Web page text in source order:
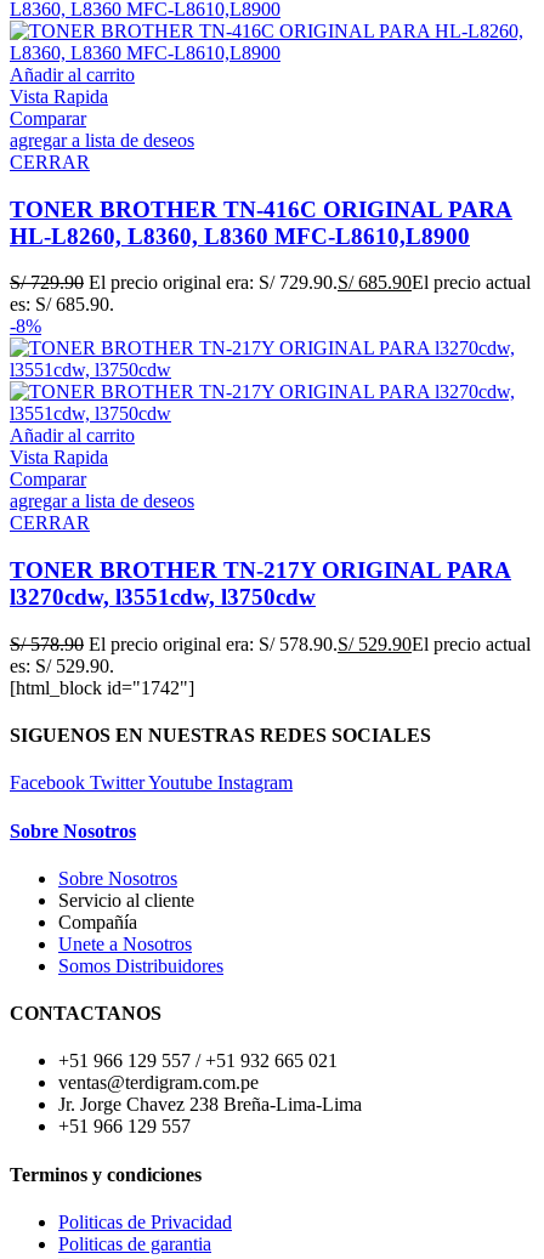
Añadir al carrito
Vista Rapida
Comparar
agregar a lista de deseos
CERRAR
TONER BROTHER TN-416C ORIGINAL PARA
HL-L8260, L8360, L8360 MFC-L8610,L8900
S/729.90 El precio original era: S/ 729.90.S/685.90El precio actual
es: S/ 685.90.
-8%
Añadir al carrito
Vista Rapida
Comparar
agregar a lista de deseos
CERRAR
TONER BROTHER TN-217Y ORIGINAL PARA
l3270cdw, l3551cdw, l3750cdw
S/578.90 El precio original era: S/ 578.90.S/529.90El precio actual
es: S/ 529.90.
[html_block id="1742"]
SIGUENOS EN NUESTRAS REDES SOCIALES
Facebook TwitterYoutube Instagram
Sobre Nosotros
Sobre Nosotros
Servicio al cliente
Compañía
Unete a Nosotros
Somos Distribuidores
CONTACTANOS
+51 966 129 557 / +51 932 665 021
ventas@terdigram.com.pe
Jr. Jorge Chavez 238 Breña-Lima-Lima
+51 966 129 557
Terminos y condiciones
Politicas de Privacidad
Politicas de garantia